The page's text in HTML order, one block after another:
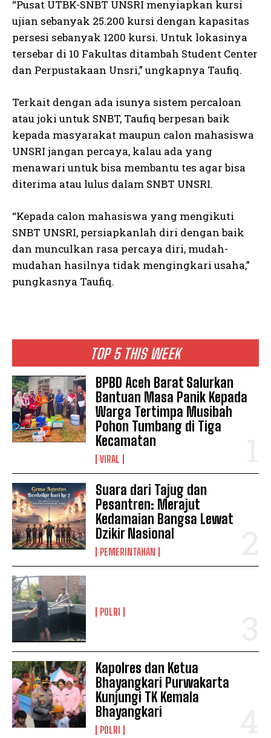
TOP 5 THIS WEEK
BPBD Aceh Barat Salurkan
Bantuan Masa Panik Kepada
Warga Tertimpa Musibah
Pohon Tumbang di Tiga
Kecamatan
VIRAL
Suara dari Tajug dan
Pesantren: Merajut
Kedamaian Bangsa Lewat
Dzikir Nasional
PEMERINTAHAN
POLRI
Kapolres dan Ketua
Bhayangkari Purwakarta
Kunjungi TK Kemala
Bhayangkari
POLRI
“Pusat UTBK-SNBT UNSRI menyiapkan kursi
ujian sebanyak 25.200 kursi dengan kapasitas
persesi sebanyak 1200 kursi. Untuk lokasinya
tersebar di 10 Fakultas ditambah Student Center
dan Perpustakaan Unsri,” ungkapnya Taufiq.
Terkait dengan ada isunya sistem percaloan
atau joki untuk SNBT, Taufiq berpesan baik
kepada masyarakat maupun calon mahasiswa
UNSRI jangan percaya, kalau ada yang
menawari untuk bisa membantu tes agar bisa
diterima atau lulus dalam SNBT UNSRI.
“Kepada calon mahasiswa yang mengikuti
SNBT UNSRI, persiapkanlah diri dengan baik
dan munculkan rasa percaya diri, mudah-
mudahan hasilnya tidak mengingkari usaha,”
pungkasnya Taufiq.